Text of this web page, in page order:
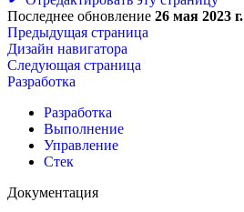
Последнее обновление 26 мая 2023 г.
Предыдущая страница
Дизайн навигатора
Следующая страница
Разработка
Разработка
Выполнение
Управление
Стек
Документация